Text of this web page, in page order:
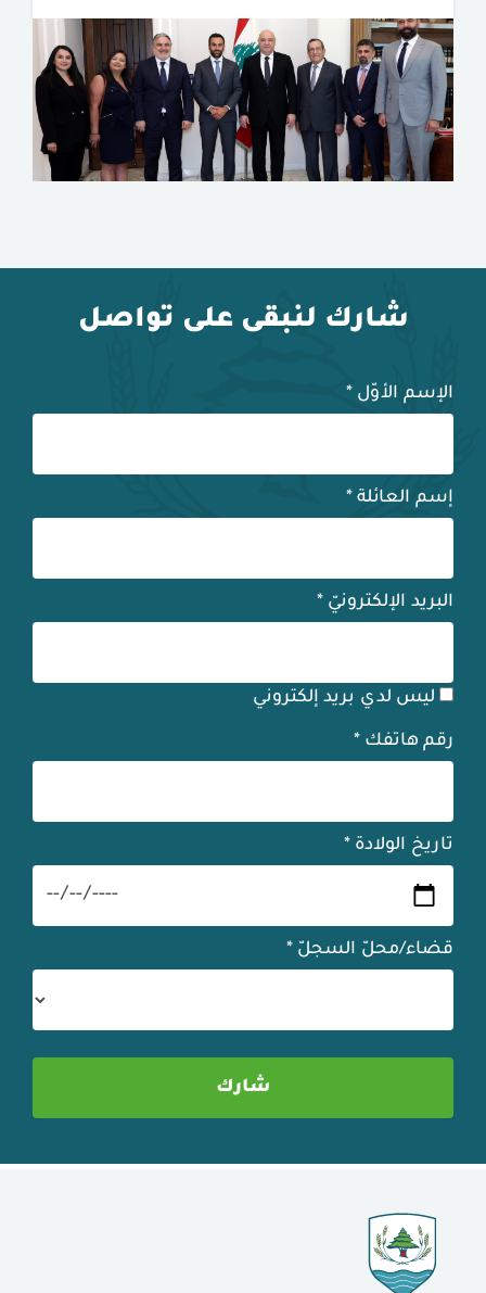
شارك لنبقى على تواصل
الإسم الأوّل *
إسم العائلة *
البريد الإلكترونيّ *
ليس لدي بريد إلكتروني
رقم هاتفك *
تاريخ الولادة *
قضاء/محلّ السجلّ *